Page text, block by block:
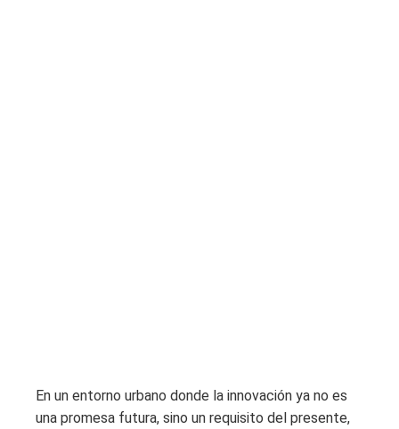
En un entorno urbano donde la innovación ya no es
una promesa futura, sino un requisito del presente,